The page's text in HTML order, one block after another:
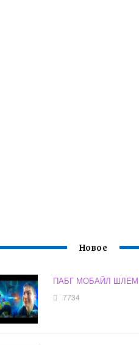
Новое
ПАБГ МОБАЙЛ ШЛЕМ
7734